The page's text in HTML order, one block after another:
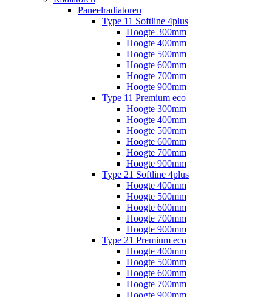
Paneelradiatoren
Type 11 Softline 4plus
Hoogte 300mm
Hoogte 400mm
Hoogte 500mm
Hoogte 600mm
Hoogte 700mm
Hoogte 900mm
Type 11 Premium eco
Hoogte 300mm
Hoogte 400mm
Hoogte 500mm
Hoogte 600mm
Hoogte 700mm
Hoogte 900mm
Type 21 Softline 4plus
Hoogte 400mm
Hoogte 500mm
Hoogte 600mm
Hoogte 700mm
Hoogte 900mm
Type 21 Premium eco
Hoogte 400mm
Hoogte 500mm
Hoogte 600mm
Hoogte 700mm
Hoogte 900mm